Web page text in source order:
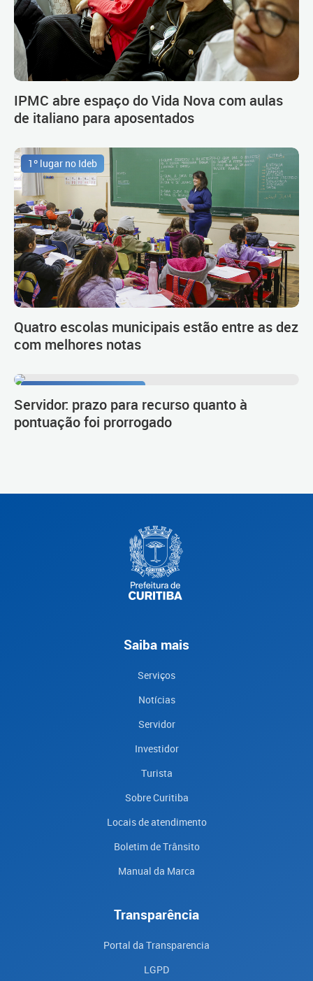
IPMC abre espaço do Vida Nova com aulas
de italiano para aposentados
1º lugar no Ideb
Quatro escolas municipais estão entre as dez
com melhores notas
Servidor: prazo para recurso quanto à
pontuação foi prorrogado
Saiba mais
Serviços
Notícias
Servidor
Investidor
Turista
Sobre Curitiba
Locais de atendimento
Boletim de Trânsito
Manual da Marca
Transparência
Portal da Transparencia
LGPD